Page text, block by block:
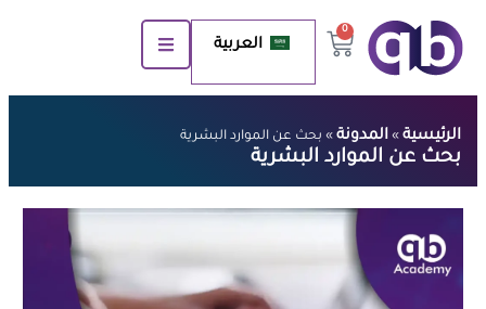
0
العربية
الرئيسية » المدونة » بحث عن الموارد البشرية
بحث عن الموارد البشرية